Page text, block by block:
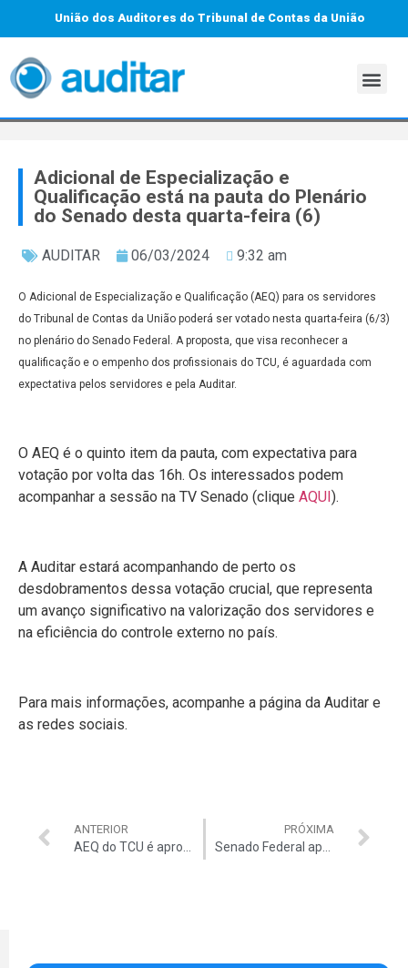
União dos Auditores do Tribunal de Contas da União
Adicional de Especialização e
Qualificação está na pauta do Plenário
do Senado desta quarta-feira (6)
AUDITAR 06/03/2024 9:32 am
O Adicional de Especialização e Qualificação (AEQ) para os servidores
do Tribunal de Contas da União poderá ser votado nesta quarta-feira (6/3)
no plenário do Senado Federal. A proposta, que visa reconhecer a
qualificação e o empenho dos profissionais do TCU, é aguardada com
expectativa pelos servidores e pela Auditar.
O AEQ é o quinto item da pauta, com expectativa para
votação por volta das 16h. Os interessados podem
acompanhar a sessão na TV Senado (clique AQUI).
A Auditar estará acompanhando de perto os
desdobramentos dessa votação crucial, que representa
um avanço significativo na valorização dos servidores e
na eficiência do controle externo no país.
Para mais informações, acompanhe a página da Auditar e
as redes sociais.
ANTERIOR
AEQ do TCU é aprovado na CAE do Senado. Projeto poderá ver votado em plenário ainda hoje
PRÓXIMA
Senado Federal aprova AEQ para servidores do TCU. Projeto segue para sanção presidencial